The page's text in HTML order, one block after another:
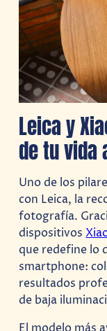
Leica y
de tu vida
Uno de los
con Leica, la
fotografía.
dispositivos
que redefine lo
smartphone:
resultados
de baja